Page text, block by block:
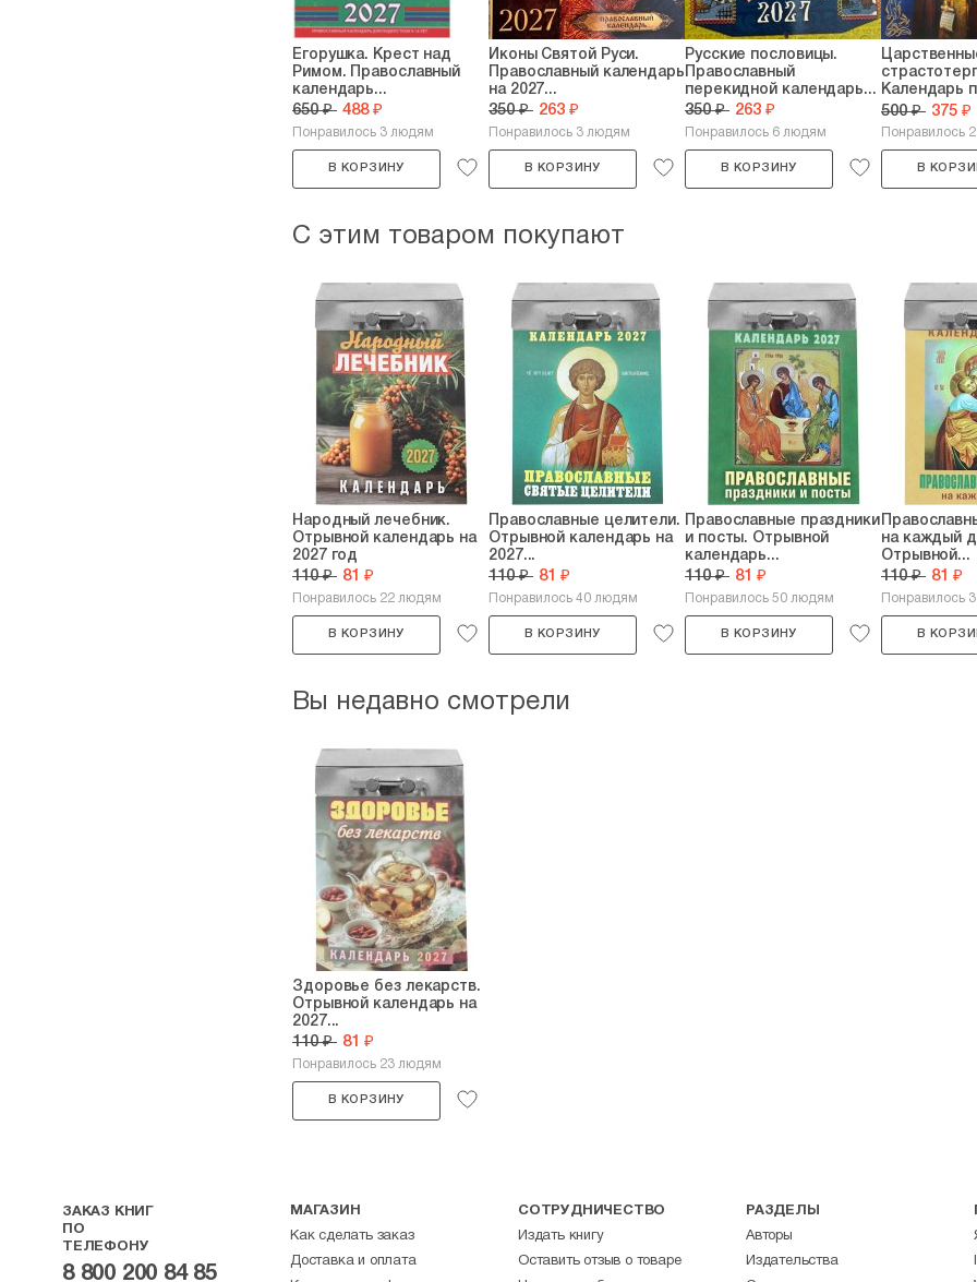
Егорушка. Крест над
Римом. Православный
календарь...
650 ₽ 488 ₽
Понравилось 3 людям
В КОРЗИНУ
Иконы Святой Руси.
Православный календарь
на 2027...
350 ₽ 263 ₽
Понравилось 3 людям
В КОРЗИНУ
Русские пословицы.
Православный
перекидной календарь...
350 ₽ 263 ₽
Понравилось 6 людям
В КОРЗИНУ
Календарь
на...
500 ₽ 375 ₽
Понравилось
В
С этим товаром покупают
Народный лечебник.
Отрывной календарь на
2027 год
110 ₽ 81 ₽
Понравилось 22 людям
В КОРЗИНУ
Православные целители.
Отрывной календарь на
2027...
110 ₽ 81 ₽
Понравилось 40 людям
В КОРЗИНУ
Православные праздники
и посты. Отрывной
календарь...
110 ₽ 81 ₽
Понравилось 50 людям
В КОРЗИНУ
на каждый
Отрывной...
110 ₽ 81 ₽
Понравилось
В
Вы недавно смотрели
Здоровье без лекарств.
Отрывной календарь на
2027...
110 ₽ 81 ₽
Понравилось 23 людям
В КОРЗИНУ
ЗАКАЗ КНИГ
ПО
ТЕЛЕФОНУ
8 800 200 84 85
МАГАЗИН
Как сделать заказ
Доставка и оплата
СОТРУДНИЧЕСТВО
Издать книгу
Оставить отзыв о товаре
РАЗДЕЛЫ
Авторы
Издательства